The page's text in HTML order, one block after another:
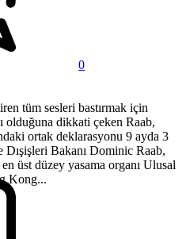
0
tüm sesleri bastırmak için
olduğuna dikkati çeken Raab,
ortak deklarasyonu 9 ayda 3
Bakanı Dominic Raab,
en üst düzey yasama organı Ulusal
Kong...